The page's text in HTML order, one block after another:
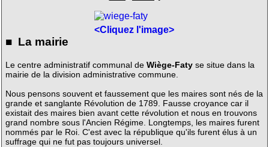
<Cliquez l'image>
■ La mairie
Le centre administratif communal de Wiège-Fatyse situe dans la
mairie de la division administrative commune.
Nous pensons souvent et faussement que les maires sont nés de la
grande et sanglante Révolution de 1789. Fausse croyance car il
existait des maires bien avant cette révolution et nous en trouvons
grand nombre sous l'Ancien Régime. Longtemps, les maires furent
nommés par le Roi. C'est avec la république qu'ils furent élus à un
suffrage qui ne fut pas toujours universel.